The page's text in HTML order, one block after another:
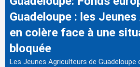
Guadeloupe : les
en colère face à une
bloquée
Les Jeunes Agriculteurs de Guadeloupe